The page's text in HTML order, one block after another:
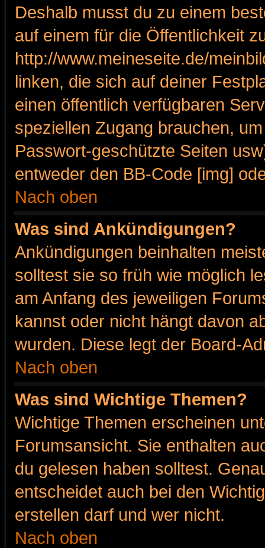
Deshalb musst du zu einem
auf einem für die Öffentlichkeit
http://www.meineseite.de/
linken, die sich auf deiner
einen öffentlich verfügbaren
speziellen Zugang brauchen,
Passwort-geschützte Seiten
entweder den BB-Code [img]
Nach oben
Was sind Ankündigungen?
Ankündigungen beinhalten
solltest sie so früh wie möglich
am Anfang des jeweiligen
kannst oder nicht hängt davon
wurden. Diese legt der Board-
Nach oben
Was sind Wichtige Themen?
Wichtige Themen erscheinen
Forumsansicht. Sie enthalten
du gelesen haben solltest.
entscheidet auch bei den
erstellen darf und wer nicht.
Nach oben